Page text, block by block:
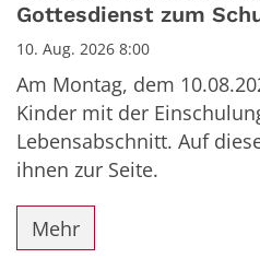
Gottesdienst zum
10. Aug. 2026 8:00
Am Montag, dem
Kinder mit der
Lebensabschnitt. Auf
ihnen zur Seite.
Mehr